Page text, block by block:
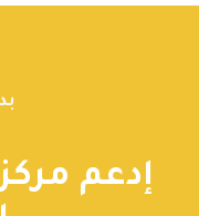
إدعم